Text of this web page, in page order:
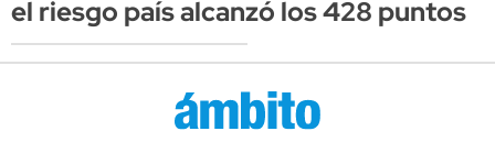
el riesgo país alcanzó los 428 puntos